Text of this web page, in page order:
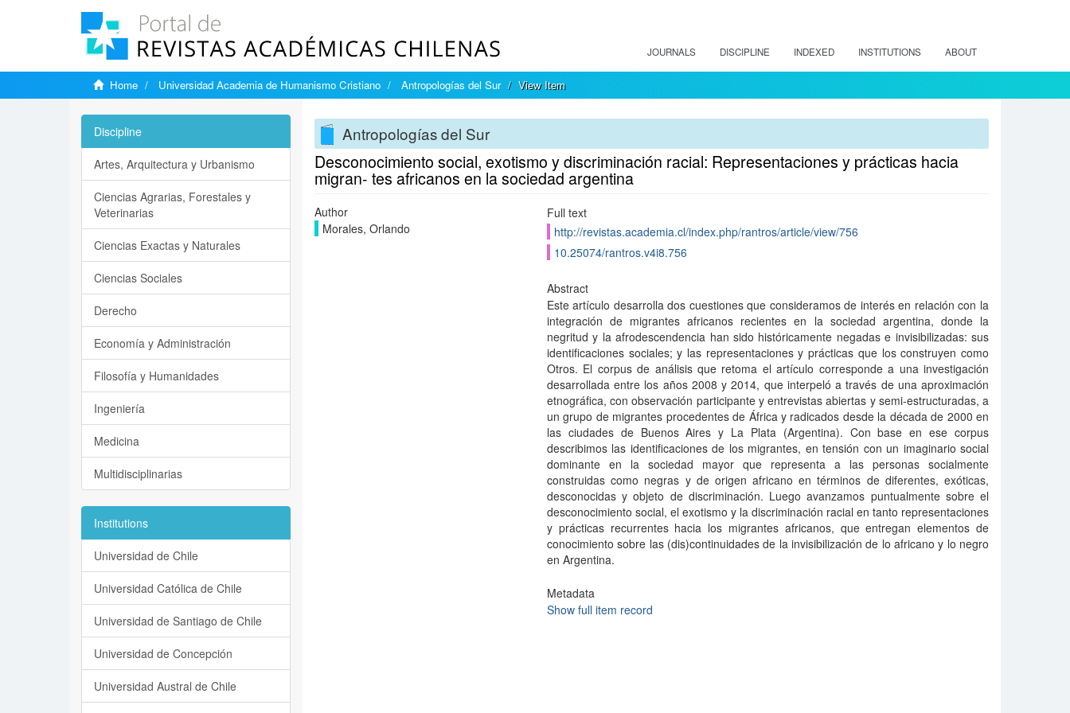
JOURNALS DISCIPLINE INDEXED INSTITUTIONS ABOUT
Home Universidad Academia de Humanismo Cristiano Antropologías del Sur View Item
Antropologías del Sur
Desconocimiento social, exotismo y discriminación racial: Representaciones y prácticas hacia
migran- tes africanos en la sociedad argentina
Author
Morales, Orlando
Full text
http://revistas.academia.cl/index.php/rantros/article/view/756
10.25074/rantros.v4i8.756
Abstract
Este artículo desarrolla dos cuestiones que consideramos de interés en relación con la
integración de migrantes africanos recientes en la sociedad argentina, donde la
negritud y la afrodescendencia han sido históricamente negadas e invisibilizadas: sus
identificaciones sociales; y las representaciones y prácticas que los construyen como
Otros. El corpus de análisis que retoma el artículo corresponde a una investigación
desarrollada entre los años 2008 y 2014, que interpeló a través de una aproximación
etnográfica, con observación participante y entrevistas abiertas y semi-estructuradas, a
un grupo de migrantes procedentes de África y radicados desde la década de 2000 en
las ciudades de Buenos Aires y La Plata (Argentina). Con base en ese corpus
describimos las identificaciones de los migrantes, en tensión con un imaginario social
dominante en la sociedad mayor que representa a las personas socialmente
construidas como negras y de origen africano en términos de diferentes, exóticas,
desconocidas y objeto de discriminación. Luego avanzamos puntualmente sobre el
desconocimiento social, el exotismo y la discriminación racial en tanto representaciones
y prácticas recurrentes hacia los migrantes africanos, que entregan elementos de
conocimiento sobre las (dis)continuidades de la invisibilización de lo africano y lo negro
en Argentina.
Metadata
Show full item record
Discipline
Artes, Arquitectura y Urbanismo
Ciencias Agrarias, Forestales y
Veterinarias
Ciencias Exactas y Naturales
Ciencias Sociales
Derecho
Economía y Administración
Filosofía y Humanidades
Ingeniería
Medicina
Multidisciplinarias
Institutions
Universidad de Chile
Universidad Católica de Chile
Universidad de Santiago de Chile
Universidad de Concepción
Universidad Austral de Chile